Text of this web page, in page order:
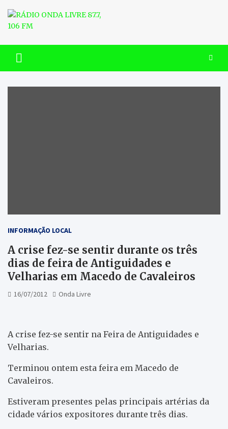
content
RÁDIO ONDA LIVRE 87.7, 106
FM
INFORMAÇÃO LOCAL
A crise fez-se sentir durante os três
dias de feira de Antiguidades e
Velharias em Macedo de Cavaleiros
16/07/2012 Onda Livre
A crise fez-se sentir na Feira de Antiguidades e
Velharias.
Terminou ontem esta feira em Macedo de
Cavaleiros.
Estiveram presentes pelas principais artérias da
cidade vários expositores durante três dias.